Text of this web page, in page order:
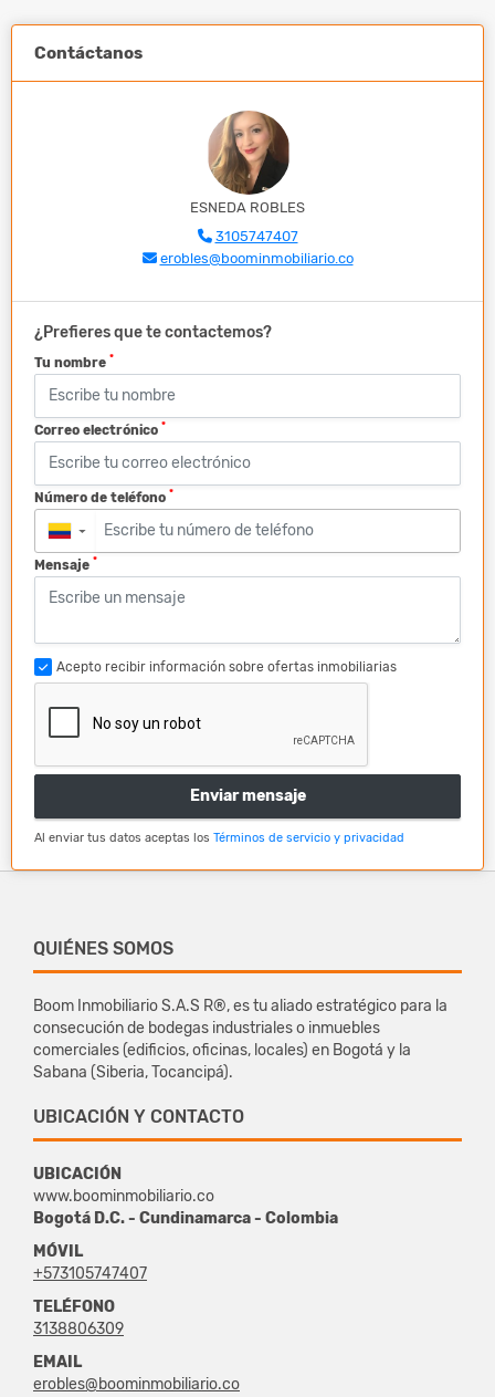
Contáctanos
ESNEDA ROBLES
3105747407
erobles@boominmobiliario.co
¿Prefieres que te contactemos?
Tu nombre *
Correo electrónico *
Número de teléfono *
▼
Mensaje *
Acepto recibir información sobre ofertas inmobiliarias
Enviar mensaje
Al enviar tus datos aceptas los Términos de servicio y privacidad
QUIÉNES SOMOS
Boom Inmobiliario S.A.S R®, es tu aliado estratégico para la
consecución de bodegas industriales o inmuebles
comerciales (edificios, oficinas, locales) en Bogotá y la
Sabana (Siberia, Tocancipá).
UBICACIÓN Y CONTACTO
UBICACIÓN
www.boominmobiliario.co
Bogotá D.C. - Cundinamarca - Colombia
MÓVIL
+573105747407
TELÉFONO
3138806309
EMAIL
erobles@boominmobiliario.co